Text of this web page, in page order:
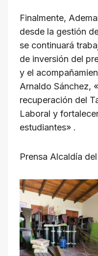
Finalmente,
desde la gestión
se continuará
de inversión del
y el
Arnaldo Sánchez,
recuperación del
Laboral y
estudiantes» .
Prensa Alcaldía